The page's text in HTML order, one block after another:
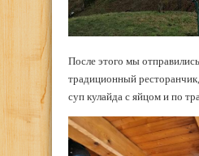
После этого мы
традиционный
суп кулайда с яйцом и по